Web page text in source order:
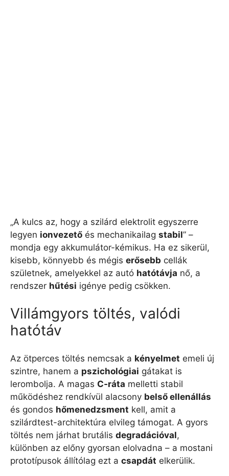
„A kulcs az, hogy a szilárd elektrolit egyszerre
legyen ionvezető és mechanikailag stabil” –
mondja egy akkumulátor-kémikus. Ha ez sikerül,
kisebb, könnyebb és mégis erősebb cellák
születnek, amelyekkel az autó hatótávja nő, a
rendszer hűtési igénye pedig csökken.
Villámgyors töltés, valódi
hatótáv
Az ötperces töltés nemcsak a kényelmet emeli új
szintre, hanem a pszichológiai gátakat is
lerombolja. A magas C‑ráta melletti stabil
működéshez rendkívül alacsony belső ellenállás
és gondos hőmenedzsment kell, amit a
szilárdtest-architektúra elvileg támogat. A gyors
töltés nem járhat brutális degradációval,
különben az előny gyorsan elolvadna – a mostani
prototípusok állítólag ezt a csapdát elkerülik.